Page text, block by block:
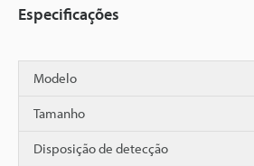
Especificações
Modelo
Tamanho
Disposição de detecção